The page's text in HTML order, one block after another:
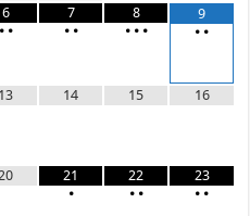
6
• •
7
• •
8
• • •
9
• •
13 14 15 16
21
•
22
• •
23
• •